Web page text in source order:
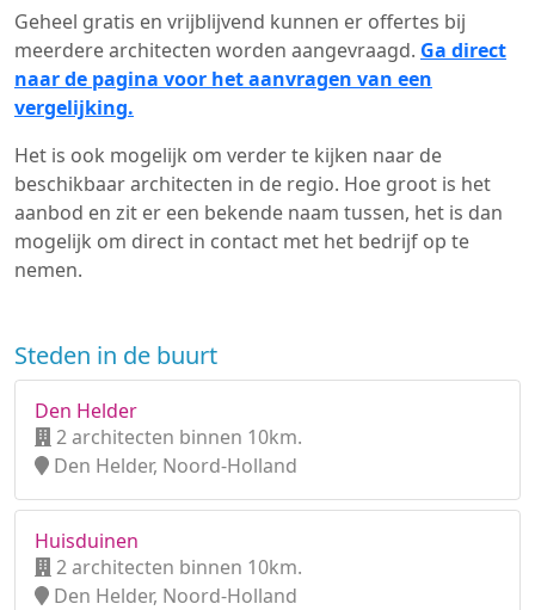
Geheel gratis en vrijblijvend kunnen er offertes bij
meerdere architecten worden aangevraagd. Ga direct
naar de pagina voor het aanvragen van een
vergelijking.
Het is ook mogelijk om verder te kijken naar de
beschikbaar architecten in de regio. Hoe groot is het
aanbod en zit er een bekende naam tussen, het is dan
mogelijk om direct in contact met het bedrijf op te
nemen.
Steden in de buurt
Den Helder
2 architecten binnen 10km.
Den Helder, Noord-Holland
Huisduinen
2 architecten binnen 10km.
Den Helder, Noord-Holland